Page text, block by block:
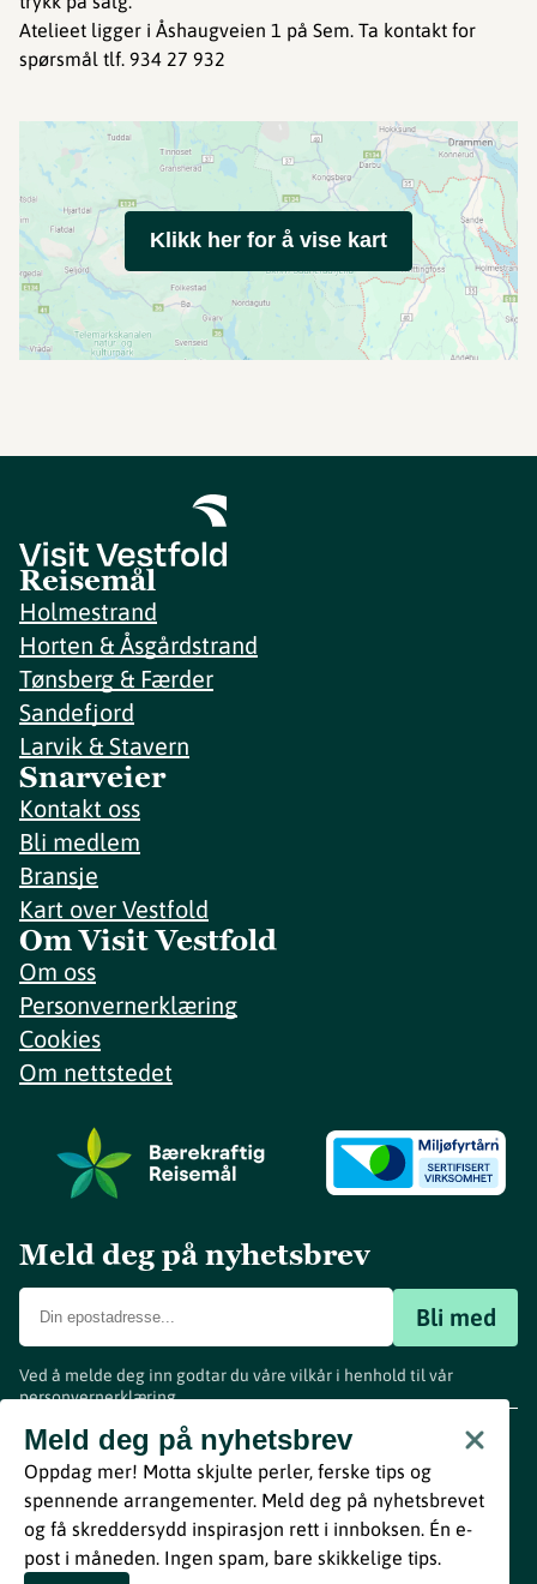
Atelieet ligger i Åshaugveien 1 på Sem. Ta kontakt for
spørsmål tlf. 934 27 932
Klikk her for å vise kart
Reisemål
Holmestrand
Horten & Åsgårdstrand
Tønsberg & Færder
Sandefjord
Larvik & Stavern
Snarveier
Kontakt oss
Bli medlem
Bransje
Kart over Vestfold
Om Visit Vestfold
Om oss
Personvernerklæring
Cookies
Om nettstedet
Meld deg på nyhetsbrev
Bli med
Ved å melde deg inn godtar du våre vilkår i henhold til vår
personvernerklæring.
Meld deg på nyhetsbrev
Oppdag mer! Motta skjulte perler, ferske tips og
spennende arrangementer. Meld deg på nyhetsbrevet
og få skreddersydd inspirasjon rett i innboksen. Én e-
post i måneden. Ingen spam, bare skikkelige tips.
www.visitvestfold.com
Turistinformasjon
Vestfold Fylkeskommune
ByBreakfast